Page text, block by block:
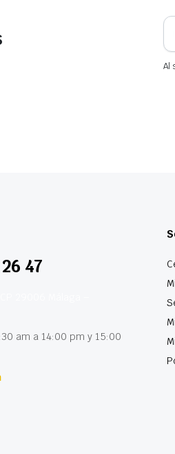
Al
47
am a 14:00 pm y 15:00